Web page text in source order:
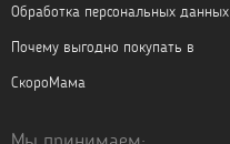
Обработка персональных данных
Почему выгодно покупать в
СкороМама